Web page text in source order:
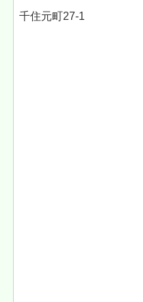
千住元町27-1